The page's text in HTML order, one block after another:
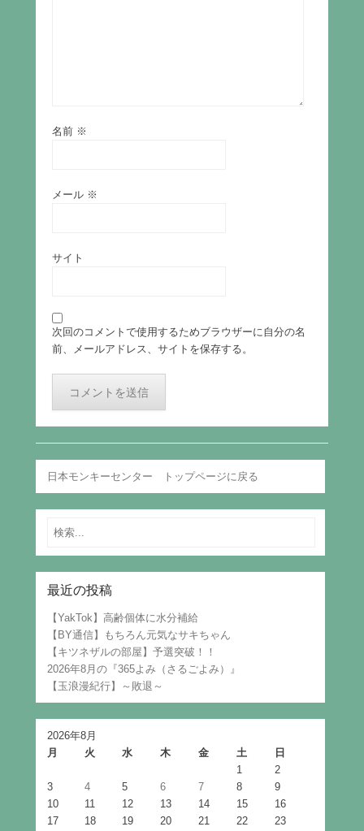
名前 ※
メール ※
サイト
次回のコメントで使用するためブラウザーに自分の名
前、メールアドレス、サイトを保存する。
日本モンキーセンター トップページに戻る
Search
最近の投稿
【YakTok】高齢個体に水分補給
【BY通信】もちろん元気なサキちゃん
【キツネザルの部屋】予選突破！！
2026年8月の『365よみ（さるごよみ）』
【玉浪漫紀行】～敗退～
2026年8月
月
火 水 木 金 土
日
1
2
3
4 5 6 7 8
9
10
11 12 13 14 15
16
17
18 19 20 21 22
23